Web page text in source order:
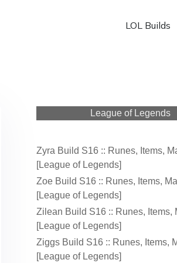
LOL Builds
League of Legends
Zyra Build S16 :: Runes, Items,
[League of Legends]
Zoe Build S16 :: Runes, Items,
[League of Legends]
Zilean Build S16 :: Runes, Items,
[League of Legends]
Ziggs Build S16 :: Runes, Items,
[League of Legends]